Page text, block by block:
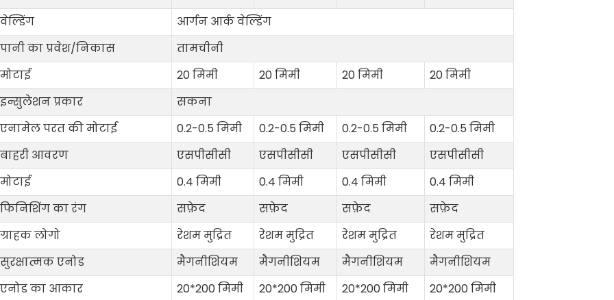
वेल्डिंग
आर्गन आर्क वेल्डिंग
पानी का प्रवेश/निकास
तामचीनी
मोटाई
20 मिमी 20 मिमी 20 मिमी
20 मिमी
इन्सुलेशन प्रकार
सकना
एनामेल परत की मोटाई
0.2-0.5 मिमी 0.2-0.5 मिमी 0.2-0.5 मिमी
0.2-0.5 मिमी
बाहरी आवरण
एसपीसीसी एसपीसीसी एसपीसीसी
एसपीसीसी
मोटाई
0.4 मिमी 0.4 मिमी 0.4 मिमी
0.4 मिमी
फिनिशिंग का रंग
सफ़ेद सफ़ेद सफ़ेद
सफ़ेद
ग्राहक लोगो
रेशम मुद्रित रेशम मुद्रित रेशम मुद्रित
रेशम मुद्रित
सुरक्षात्मक एनोड
मैगनीशियम मैगनीशियम मैगनीशियम
मैगनीशियम
एनोड का आकार
20*200 मिमी 20*200 मिमी 20*200 मिमी
20*200 मिमी